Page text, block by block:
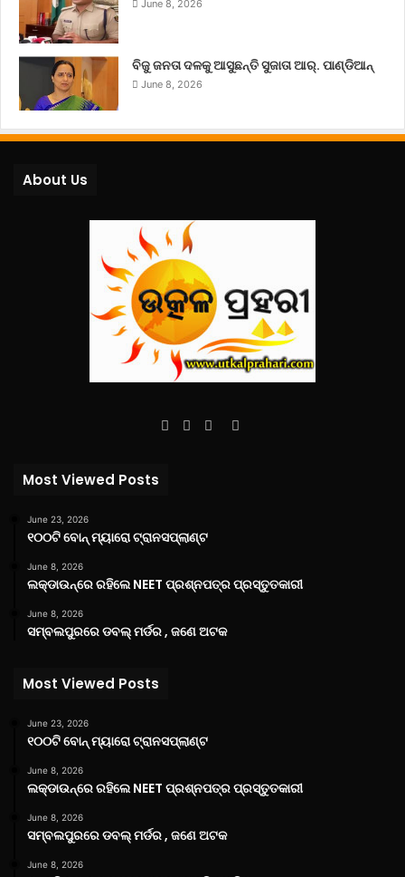
June 8, 2026
ବିଜୁ ଜନତା ଦଳକୁ ଆସୁଛନ୍ତି ସୁଜାତା ଆର୍‌. ପାଣ୍ଡିଆନ୍
June 8, 2026
About Us
Facebook
TwitterYouTube
Instagram
Most Viewed Posts
June 23, 2026
୧୦୦ଟି ବୋନ୍ ମ୍ୟାରୋ ଟ୍ରାନସପ୍ଲାଣ୍ଟ
June 8, 2026
ଲକ୍‌ଡାଉନ୍‌ରେ ରହିଲେ NEET ପ୍ରଶ୍ନପତ୍ର ପ୍ରସ୍ତୁତକାରୀ
June 8, 2026
ସମ୍ବଲପୁରରେ ଡବଲ୍ ମର୍ଡର , ଜଣେ ଅଟକ
Most Viewed Posts
June 23, 2026
୧୦୦ଟି ବୋନ୍ ମ୍ୟାରୋ ଟ୍ରାନସପ୍ଲାଣ୍ଟ
June 8, 2026
ଲକ୍‌ଡାଉନ୍‌ରେ ରହିଲେ NEET ପ୍ରଶ୍ନପତ୍ର ପ୍ରସ୍ତୁତକାରୀ
June 8, 2026
ସମ୍ବଲପୁରରେ ଡବଲ୍ ମର୍ଡର , ଜଣେ ଅଟକ
June 8, 2026